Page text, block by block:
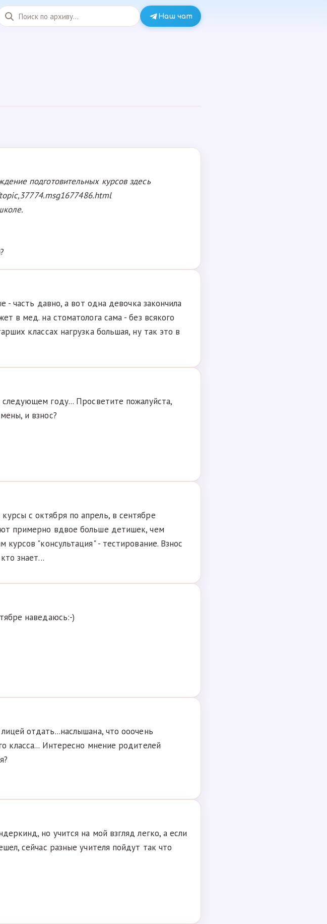
Наш чат
подготовительных курсов здесь
- часть давно, а вот одна девочка закончила
в мед. на стоматолога сама - без всякого
классах нагрузка большая, ну так это в
году... Просветите пожалуйста,
и взнос?
с октября по апрель, в сентябре
примерно вдвое больше детишек, чем
курсов "консультация" - тестирование. Взнос
знает...
наведаюсь:-)
отдать...наслышана, что ооочень
класса... Интересно мнение родителей
но учится на мой взгляд легко, а если
сейчас разные учителя пойдут так что